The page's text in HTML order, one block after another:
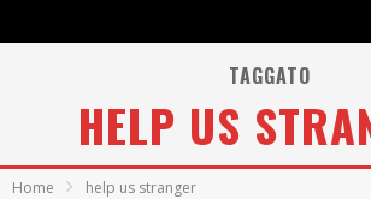
TAGGATO
HELP US
Home help us stranger